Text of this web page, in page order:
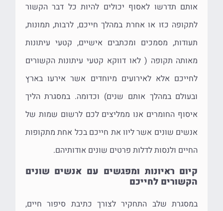
אותם תדרשו לאסוף יכולים להיות כל דבר הקשור
לתקופה כזו או אחרת במהלך חייכם, לרבות, תמונות,
תעודות, מסמכים ומכתבים אישיים, קטעי עיתונות
מאותה תקופה ( לאו דווקא קטעי עיתונות הקשורים
לחייכם אלא לאירועים מיוחדים אשר אירעו בארץ
ובעולם במהלך אותם שנים) וכדומה. במסגרת הליך
איסוף החומרים אנו ממליצים לכם לרשום שמות של
אנשים שונים אשר ליוו את חייכם בכל אחת מתקופות
החיים ולנסות לדלות פרטים שונים אודותיהם.
קיום ראיונות ומפגשים עם אנשים שונים
הקשורים לחייכם
במסגרת שלב התחקיר לצורך כתיבת סיפור חיים,